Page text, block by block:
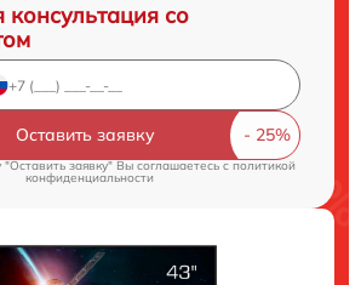
консультация со
Оставить заявку
заявку" Вы соглашаетесь cполитикой
конфиденциальности